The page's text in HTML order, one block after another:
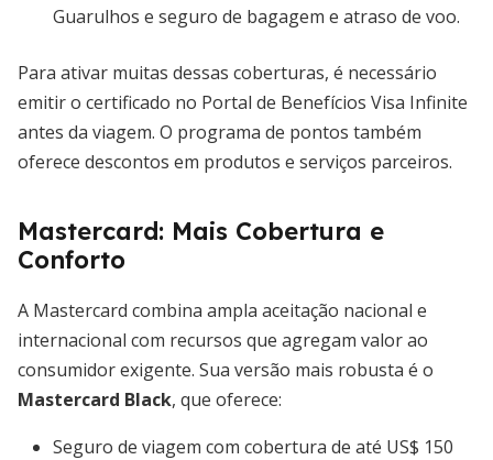
Guarulhos e seguro de bagagem e atraso de voo.
Para ativar muitas dessas coberturas, é necessário
emitir o certificado no Portal de Benefícios Visa Infinite
antes da viagem. O programa de pontos também
oferece descontos em produtos e serviços parceiros.
Mastercard: Mais Cobertura e
Conforto
A Mastercard combina ampla aceitação nacional e
internacional com recursos que agregam valor ao
consumidor exigente. Sua versão mais robusta é o
Mastercard Black, que oferece:
Seguro de viagem com cobertura de até US$ 150